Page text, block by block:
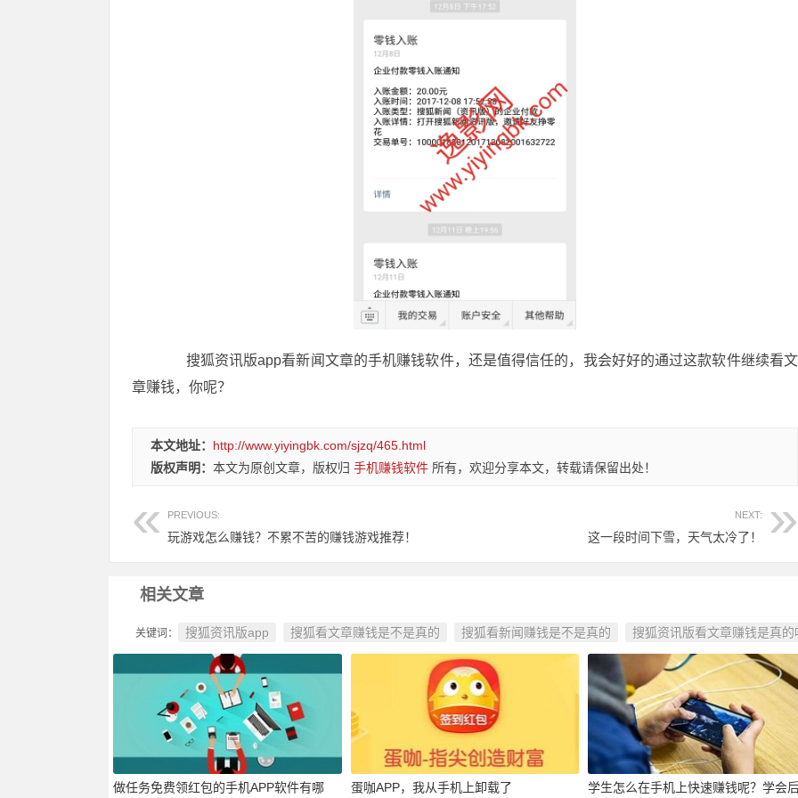
搜狐资讯版app看新闻文章的手机赚钱软件，还是值得信任的，我会好好的通过这款软件继续看文
章赚钱，你呢？
本文地址： http://www.yiyingbk.com/sjzq/465.html
版权声明： 本文为原创文章，版权归 手机赚钱软件 所有，欢迎分享本文，转载请保留出处！
PREVIOUS:
玩游戏怎么赚钱？不累不苦的赚钱游戏推荐！
NEXT:
这一段时间下雪，天气太冷了！
相关文章
关键词： 搜狐资讯版app 搜狐看文章赚钱是不是真的 搜狐看新闻赚钱是不是真的 搜狐资讯版看文章赚钱是真的
做任务免费领红包的手机APP软件有哪
蛋咖APP，我从手机上卸载了
学生怎么在手机上快速赚钱呢？学会